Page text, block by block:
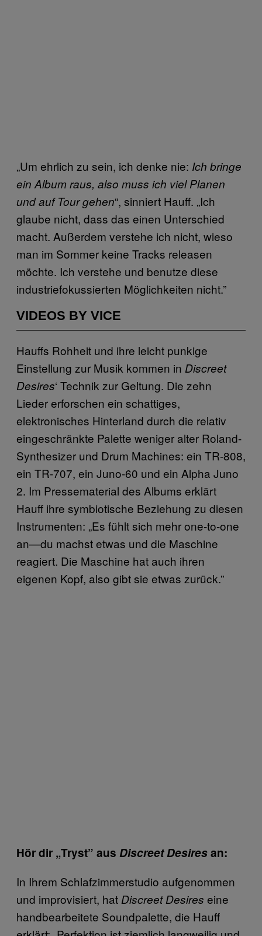
„Um ehrlich zu sein, ich denke nie: Ich bringe
ein Album raus, also muss ich viel Planen
und auf Tour gehen“, sinniert Hauff. „Ich
glaube nicht, dass das einen Unterschied
macht. Außerdem verstehe ich nicht, wieso
man im Sommer keine Tracks releasen
möchte. Ich verstehe und benutze diese
industriefokussierten Möglichkeiten nicht.”
VIDEOS BY VICE
Hauffs Rohheit und ihre leicht punkige
Einstellung zur Musik kommen in Discreet
Desires‘ Technik zur Geltung. Die zehn
Lieder erforschen ein schattiges,
elektronisches Hinterland durch die relativ
eingeschränkte Palette weniger alter Roland-
Synthesizer und Drum Machines: ein TR-808,
ein TR-707, ein Juno-60 und ein Alpha Juno
2. Im Pressematerial des Albums erklärt
Hauff ihre symbiotische Beziehung zu diesen
Instrumenten: „Es fühlt sich mehr one-to-one
an—du machst etwas und die Maschine
reagiert. Die Maschine hat auch ihren
eigenen Kopf, also gibt sie etwas zurück.”
Hör dir „Tryst” aus Discreet Desiresan:
In Ihrem Schlafzimmerstudio aufgenommen
und improvisiert, hat Discreet Desires eine
handbearbeitete Soundpalette, die Hauff